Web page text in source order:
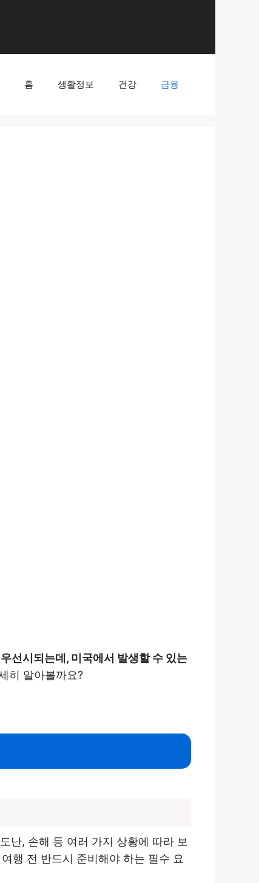
홈 생활정보 건강 금융
선시되는데, 미국에서 발생할 수 있는
히 알아볼까요?
난, 손해 등 여러 가지 상황에 따라 보
행 전 반드시 준비해야 하는 필수 요